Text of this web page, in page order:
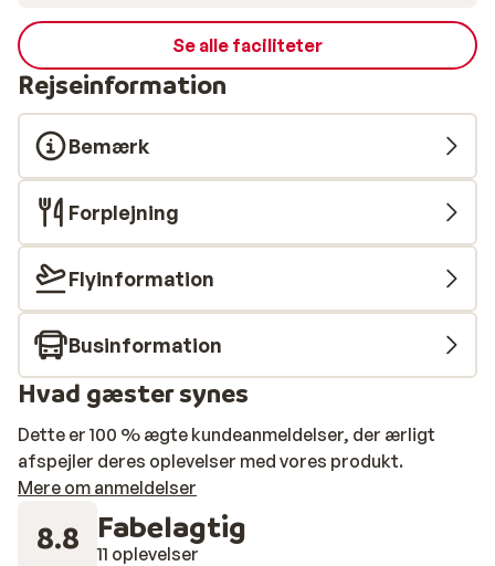
Se alle faciliteter
Rejseinformation
Bemærk
Forplejning
Flyinformation
Businformation
Hvad gæster synes
Dette er 100 % ægte kundeanmeldelser, der ærligt
afspejler deres oplevelser med vores produkt.
Mere om anmeldelser
8.8 Fabelagtig
11 oplevelser